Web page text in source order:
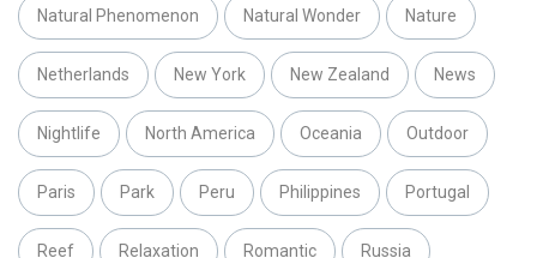
Natural Phenomenon Natural Wonder Nature
Netherlands New York New Zealand News
Nightlife North America Oceania Outdoor
Paris Park Peru Philippines Portugal
Reef Relaxation Romantic Russia